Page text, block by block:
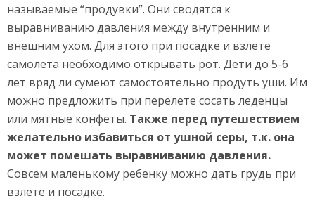
называемые “продувки”. Они сводятся к
выравниванию давления между внутренним и
внешним ухом. Для этого при посадке и взлете
самолета необходимо открывать рот. Дети до 5-6
лет вряд ли сумеют самостоятельно продуть уши. Им
можно предложить при перелете сосать леденцы
или мятные конфеты. Также перед путешествием
желательно избавиться от ушной серы, т.к. она
может помешать выравниванию давления.
Совсем маленькому ребенку можно дать грудь при
взлете и посадке.